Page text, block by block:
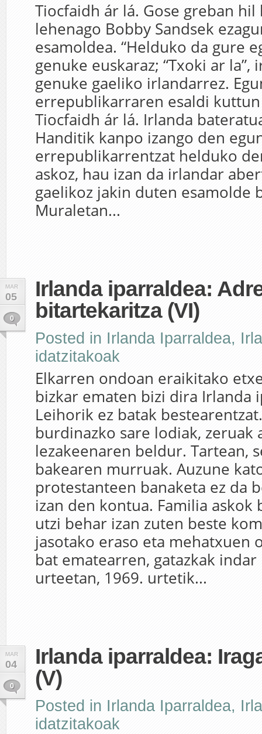
Tiocfaidh ár lá. Gose greban hil
lehenago Bobby Sandsek
esamoldea. “Helduko da gure
genuke euskaraz; “Txoki ar la”,
genuke gaeliko irlandarrez.
errepublikarraren esaldi
Tiocfaidh ár lá. Irlanda
Handitik kanpo izango den
errepublikarrentzat helduko
askoz, hau izan da irlandar
gaelikoz jakin duten esamolde
Muraletan...
MAR
05
0
Irlanda iparraldea:
bitartekaritza (VI)
Posted in Irlanda Iparraldea,
idatzitakoak
Elkarren ondoan eraikitako
bizkar ematen bizi dira Irlanda
Leihorik ez batak
burdinazko sare lodiak, zeruak
lezakeenaren beldur. Tartean,
bakearen murruak. Auzune
protestanteen banaketa ez da
izan den kontua. Familia askok
utzi behar izan zuten beste
jasotako eraso eta mehatxuen
bat ematearren, gatazkak
urteetan, 1969. urtetik...
MAR
04
0
Irlanda iparraldea:
(V)
Posted in Irlanda Iparraldea,
idatzitakoak